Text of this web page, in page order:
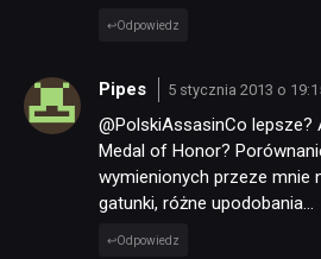
Odpowiedz
Pipes 5 stycznia 2013 o
@PolskiAssasinCo lepsze?
Medal of Honor?
wymienionych przeze mnie
gatunki, różne upodobania…
Odpowiedz